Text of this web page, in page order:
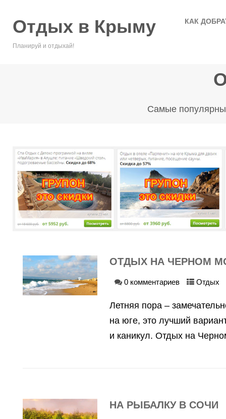
Отдых в Крыму
Планируй и отдыхай!
КАК
Самые
ОТДЫХ НА ЧЕРНОМ
0 комментариев Отдых
Летняя пора –
на юге, это лучший
и каникул. Отдых на
НА РЫБАЛКУ В СОЧИ
Навигация
по